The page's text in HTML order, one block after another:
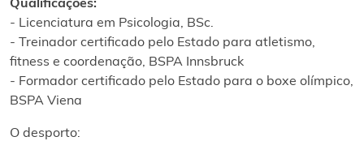
- Licenciatura em Psicologia, BSc.
- Treinador certificado pelo Estado para atletismo,
fitness e coordenação, BSPA Innsbruck
- Formador certificado pelo Estado para o boxe olímpico,
BSPA Viena
O desporto: